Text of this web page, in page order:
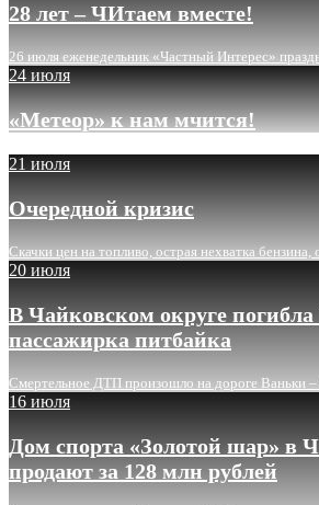
28 лет – ЧИтаем вместе!
26 июля еженедельник «Частный Интерес»
24 июля
«Метеор» к нам мчится!
21 июля
Очередной кризис
Скачки цен на топливо, острая нехватка
20 июля
В Чайковском округе погибла
пассажирка питбайка
Смертельное ДТП произошло на дороге Ваньки –
16 июля
Дом спорта «Золотой шар» в
продают за 128 млн рублей